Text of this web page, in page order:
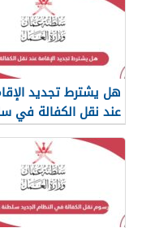
هل يشترط تجديد
عند نقل الكفالة في
عمان؟